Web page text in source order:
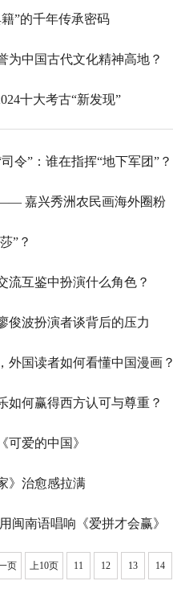
”的千年传承密码
为中国古代文化精神高地？
十大考古“新发现”
令”：谁在指挥“地下军团”？
嘉兴秀洲农民画海外圈粉
”？
流互鉴中扮演什么角色？
俊波扮演者谈背后的压力
外国读者如何看懂中国漫画？
如何赢得西方认可与尊重？
可爱的中国》
》治愈感拉满
闽南语唱响《爱拼才会赢》
页 上10页 11 12 13 14